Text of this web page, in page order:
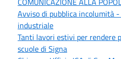
Avviso di pubblica incolumità
industriale
Tanti lavori estivi per rendere
scuole di Signa